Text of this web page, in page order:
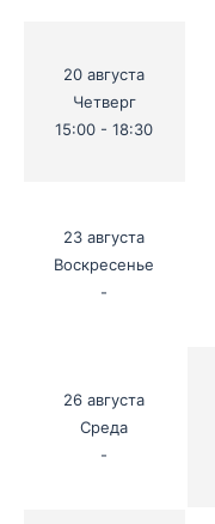
20 августа
Четверг
15:00 - 18:30
23 августа
Воскресенье
-
26 августа
Среда
-